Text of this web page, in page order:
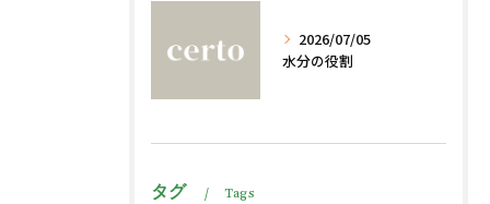
2026/07/05
水分の役割
タグ Tags